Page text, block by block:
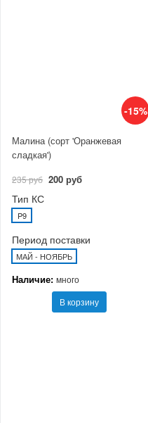
-15%
Малина (сорт 'Оранжевая
сладкая')
235 руб 200 руб
Тип КС
P9
Период поставки
МАЙ - НОЯБРЬ
Наличие: много
В корзину